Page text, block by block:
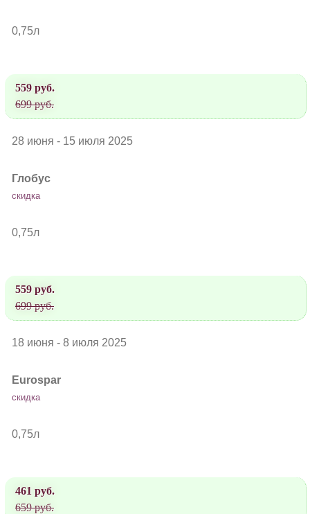
0,75л
559 руб.
699 руб.
28 июня - 15 июля 2025
Глобус
скидка
0,75л
559 руб.
699 руб.
18 июня - 8 июля 2025
Eurospar
скидка
0,75л
461 руб.
659 руб.